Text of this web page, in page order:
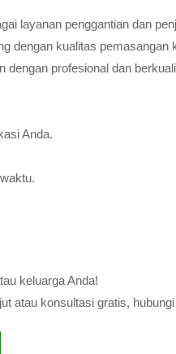
layanan penggantian dan
dengan kualitas
profesional dan
Anda.
keluarga Anda!
atau konsultasi gratis,